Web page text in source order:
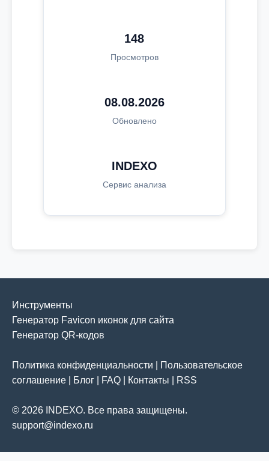
148
Просмотров
08.08.2026
Обновлено
INDEXO
Сервис анализа
Инструменты
Генератор Favicon иконок для сайта
Генератор QR-кодов
Политика конфиденциальности
Пользовательское
соглашение
Блог FAQ Контакты RSS
© 2026 INDEXO. Все права защищены.
support@indexo.ru